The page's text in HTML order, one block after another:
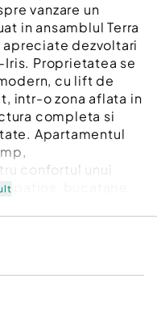
vanzare un
in ansamblul Terra
apreciate dezvoltari
Proprietatea se
cu lift de
intr-o zona aflata in
completa si
Apartamentul
confortul unui
spatios, bucatarie,
moderne, realizate
iar incalzirea
pe imobil,
si confort.